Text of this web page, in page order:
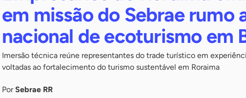
em missão do Sebrae rumo
nacional de ecoturismo em
Imersão técnica reúne representantes do trade turístico em
voltadas ao fortalecimento do turismo sustentável em Roraima
PorSebrae RR